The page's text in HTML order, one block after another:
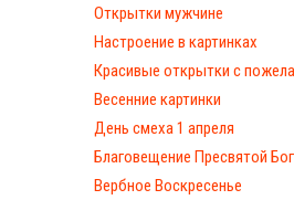
Открытки мужчине
Настроение в картинках
Красивые открытки с
Весенние картинки
День смеха 1 апреля
Благовещение Пресвятой
Вербное Воскресенье